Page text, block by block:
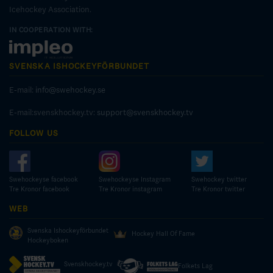
Icehockey Association.
IN COOPERATION WITH:
SVENSKA ISHOCKEYFÖRBUNDET
E-mail: info@swehockey.se
E-mail:svenskhockey.tv: support@svenskhockey.tv
FOLLOW US
Swehockeyse facebook
Tre Kronor facebook
Swehockeyse Instagram
Tre Kronor instagram
Swehockey twitter
Tre Kronor twitter
WEB
Svenska Ishockeyförbundet
Hockeyboken
Hockey Hall Of Fame
Svenskhockey.tv Folkets Lag